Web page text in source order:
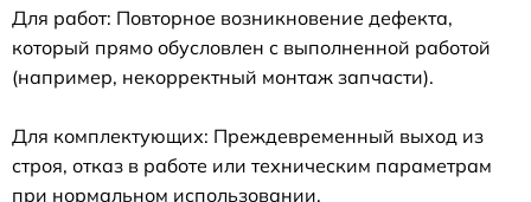
Для работ: Повторное возникновение дефекта,
который прямо обусловлен с выполненной работой
(например, некорректный монтаж запчасти).
Для комплектующих: Преждевременный выход из
строя, отказ в работе или техническим параметрам
при нормальном использовании.